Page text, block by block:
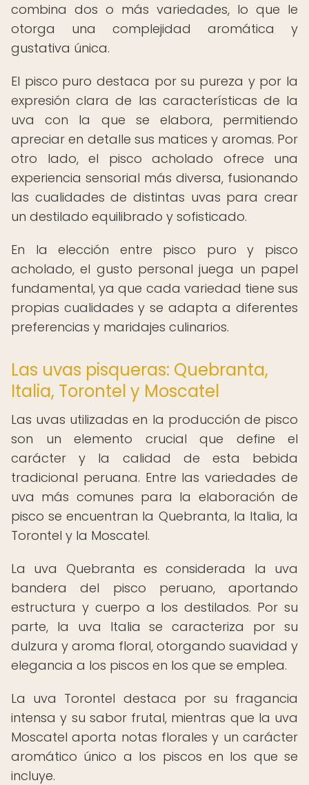
combina dos o más variedades, lo que le
otorga una complejidad aromática y
gustativa única.
El pisco puro destaca por su pureza y por la
expresión clara de las características de la
uva con la que se elabora, permitiendo
apreciar en detalle sus matices y aromas. Por
otro lado, el pisco acholado ofrece una
experiencia sensorial más diversa, fusionando
las cualidades de distintas uvas para crear
un destilado equilibrado y sofisticado.
En la elección entre pisco puro y pisco
acholado, el gusto personal juega un papel
fundamental, ya que cada variedad tiene sus
propias cualidades y se adapta a diferentes
preferencias y maridajes culinarios.
Las uvas pisqueras: Quebranta,
Italia, Torontel y Moscatel
Las uvas utilizadas en la producción de pisco
son un elemento crucial que define el
carácter y la calidad de esta bebida
tradicional peruana. Entre las variedades de
uva más comunes para la elaboración de
pisco se encuentran la Quebranta, la Italia, la
Torontel y la Moscatel.
La uva Quebranta es considerada la uva
bandera del pisco peruano, aportando
estructura y cuerpo a los destilados. Por su
parte, la uva Italia se caracteriza por su
dulzura y aroma floral, otorgando suavidad y
elegancia a los piscos en los que se emplea.
La uva Torontel destaca por su fragancia
intensa y su sabor frutal, mientras que la uva
Moscatel aporta notas florales y un carácter
aromático único a los piscos en los que se
incluye.